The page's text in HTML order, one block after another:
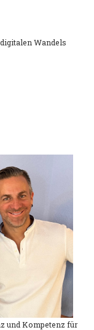
Wandels
und Kompetenz für